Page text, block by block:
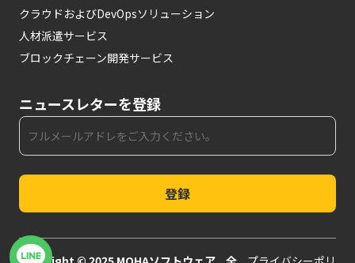
クラウドおよびDevOpsソリューション
人材派遣サービス
ブロックチェーン開発サービス
ニュースレターを登録
登録